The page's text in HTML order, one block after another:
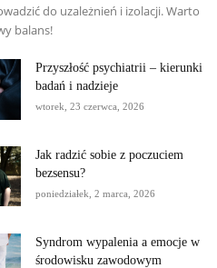
do uzależnień i izolacji. Warto
balans!
Przyszłość psychiatrii – kierunki
badań i nadzieje
wtorek, 23 czerwca, 2026
Jak radzić sobie z poczuciem
bezsensu?
poniedziałek, 2 marca, 2026
Syndrom wypalenia a emocje w
środowisku zawodowym